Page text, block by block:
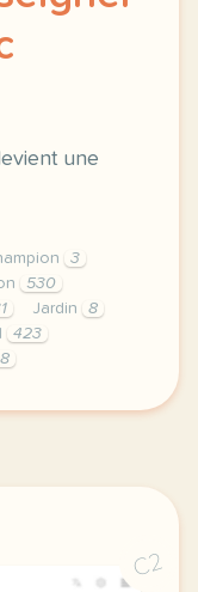
une
3
530
Jardin
8
423
button cursor
C2